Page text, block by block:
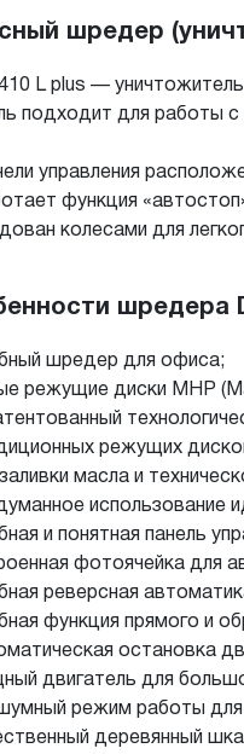
шредер
L plus —
подходит для работы
управления
функция
колесами для
шредера
шредер для офиса;
режущие диски MHP
режущих
масла и
использование
и понятная панель
фотоячейка для
реверсная
функция прямого и
остановка
двигатель для
режим работы
деревянный